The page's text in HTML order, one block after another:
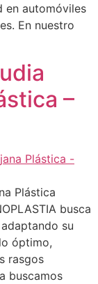
en automóviles
En nuestro
–
Plástica
busca
su
óptimo,
rasgos
buscamos